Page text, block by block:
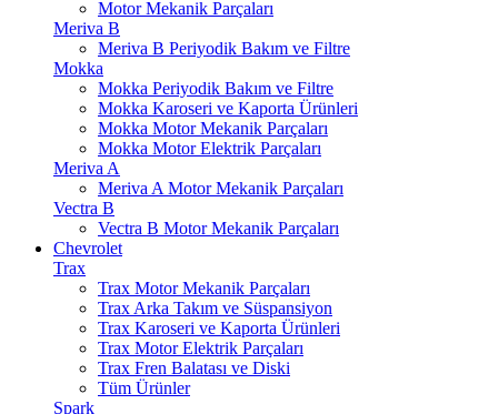
Motor Mekanik Parçaları
Meriva B
Meriva B Periyodik Bakım ve Filtre
Mokka
Mokka Periyodik Bakım ve Filtre
Mokka Karoseri ve Kaporta Ürünleri
Mokka Motor Mekanik Parçaları
Mokka Motor Elektrik Parçaları
Meriva A
Meriva A Motor Mekanik Parçaları
Vectra B
Vectra B Motor Mekanik Parçaları
Chevrolet
Trax
Trax Motor Mekanik Parçaları
Trax Arka Takım ve Süspansiyon
Trax Karoseri ve Kaporta Ürünleri
Trax Motor Elektrik Parçaları
Trax Fren Balatası ve Diski
Tüm Ürünler
Spark